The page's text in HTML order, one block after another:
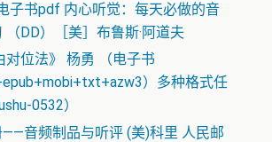
子书pdf 内心听觉：每天必做的音
（DD）［美］布鲁斯·阿道夫
对位法》 杨勇 （电子书
）多种格式任
0532）
音频制品与听评 (美)科里 人民邮